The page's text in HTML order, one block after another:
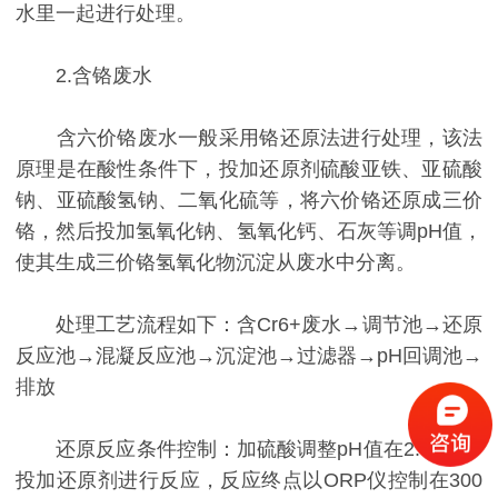
水里一起进行处理。
2.含铬废水
含六价铬废水一般采用铬还原法进行处理，该法
原理是在酸性条件下，投加还原剂硫酸亚铁、亚硫酸
钠、亚硫酸氢钠、二氧化硫等，将六价铬还原成三价
铬，然后投加氢氧化钠、氢氧化钙、石灰等调pH值，
使其生成三价铬氢氧化物沉淀从废水中分离。
处理工艺流程如下：含Cr6+废水→调节池→还原
反应池→混凝反应池→沉淀池→过滤器→pH回调池→
排放
还原反应条件控制：加硫酸调整pH值在2.5～3，
投加还原剂进行反应，反应终点以ORP仪控制在300